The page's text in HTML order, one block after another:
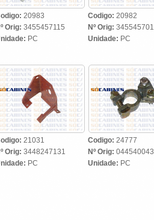
20983
Orig: 3455457115
PC
Codigo: 20982
Nº Orig:
Unidade: PC
21031
Orig: 3448247131
PC
Codigo: 24777
Nº Orig:
Unidade: PC